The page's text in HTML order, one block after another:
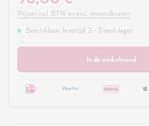
Prijzen incl. BTW en excl. verzendkosten
Beschikbaar, levertijd: 2 - 3 werkdagen
In de winkelmand